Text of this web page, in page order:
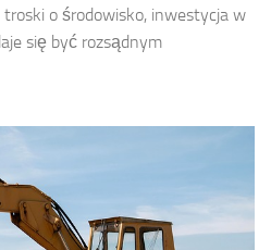
o środowisko, inwestycja w
się być rozsądnym